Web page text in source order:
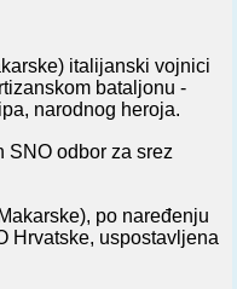
italijanski vojnici
bataljonu -
narodnog heroja.
SNO odbor za srez
po naređenju
Hrvatske, uspostavljena